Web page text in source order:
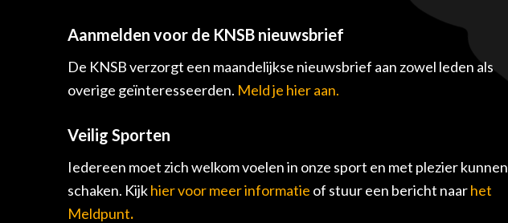
Aanmelden voor de KNSB nieuwsbrief
De KNSB verzorgt een maandelijkse nieuwsbrief aan zowel leden als
overige geïnteresseerden. Meld je hier aan.
Veilig Sporten
Iedereen moet zich welkom voelen in onze sport en met plezier kunnen
schaken. Kijkhier voor meer informatie of stuur een bericht naarhet
Meldpunt.